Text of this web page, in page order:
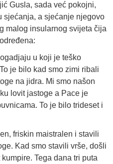
Gusla, sada već pokojni,
sjećanja, a sjećanje njegovo
malog insularnog svijeta čija
u koji je teško
je bilo kad smo zimi ribali
na jidra. Mi smo našon
lovit jastoge a Pace je
To je bilo trideset i
friskin maistralen i stavili
Kad smo stavili vrše, došli
Tega dana tri puta